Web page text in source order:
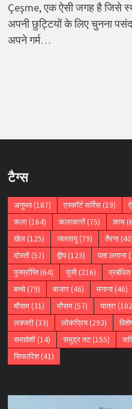
Çeşme, एक ऐसी जगह है जिसे
अपनी छुट्टियों के लिए चुनना
अपने गर्म…
टैग्स
अनुभव(187) एस्कॉर्ट सर्विस(19)
कला(164) कलाकारों(75) काम
खेल(125) जलवायु(79) तैरना
दोस्तों(57) द्वीप(123) पता लगाना
पुनर्प्राप्ति(64) पूंजी(216) प्रबंधित
बच्चे(79) बाजार(46) मनाना(46)
मौसम(31) मौसम(57) यात्रा
लक्जरी(33) लोकप्रिय(293)
समावेशी(14) समुद्र तट(155)
सिफारिश(41)